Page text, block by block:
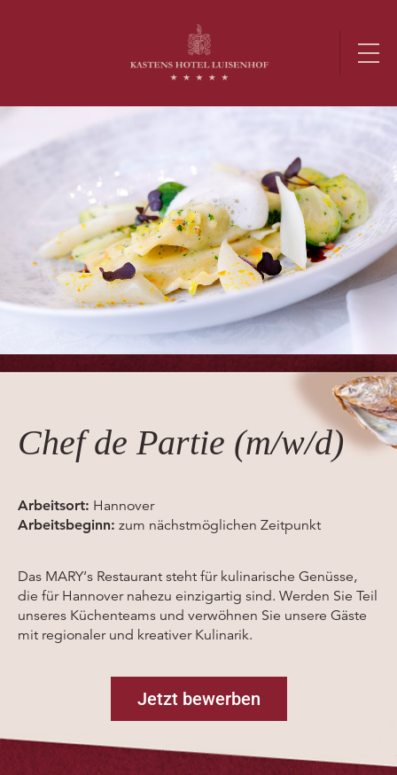
Chef de Partie (m/w/d)
Arbeitsort: Hannover
Arbeitsbeginn: zum nächstmöglichen Zeitpunkt
Das MARY‘s Restaurant steht für kulinarische Genüsse,
die für Hannover nahezu einzigartig sind. Werden Sie Teil
unseres Küchenteams und verwöhnen Sie unsere Gäste
mit regionaler und kreativer Kulinarik.
Jetzt bewerben